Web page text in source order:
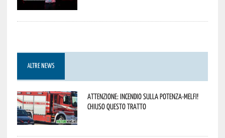
ALTRE NEWS
Attenzione: incendio sulla Potenza-Melfi!
Chiuso questo tratto